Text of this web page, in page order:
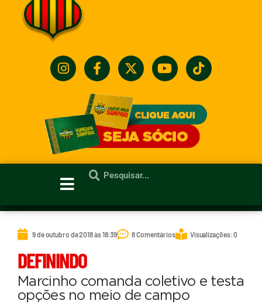
9 de outubro de 2018 às 18:39 8 Comentários Visualizações: 0
DEFININDO
Marcinho comanda coletivo e testa
opções no meio de campo